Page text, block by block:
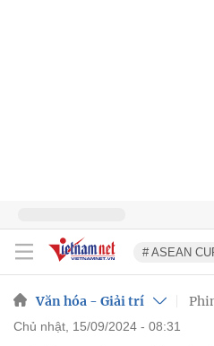
# ASEAN
Văn hóa - Giải trí
chủ nhật, 15/09/2024 - 08:31